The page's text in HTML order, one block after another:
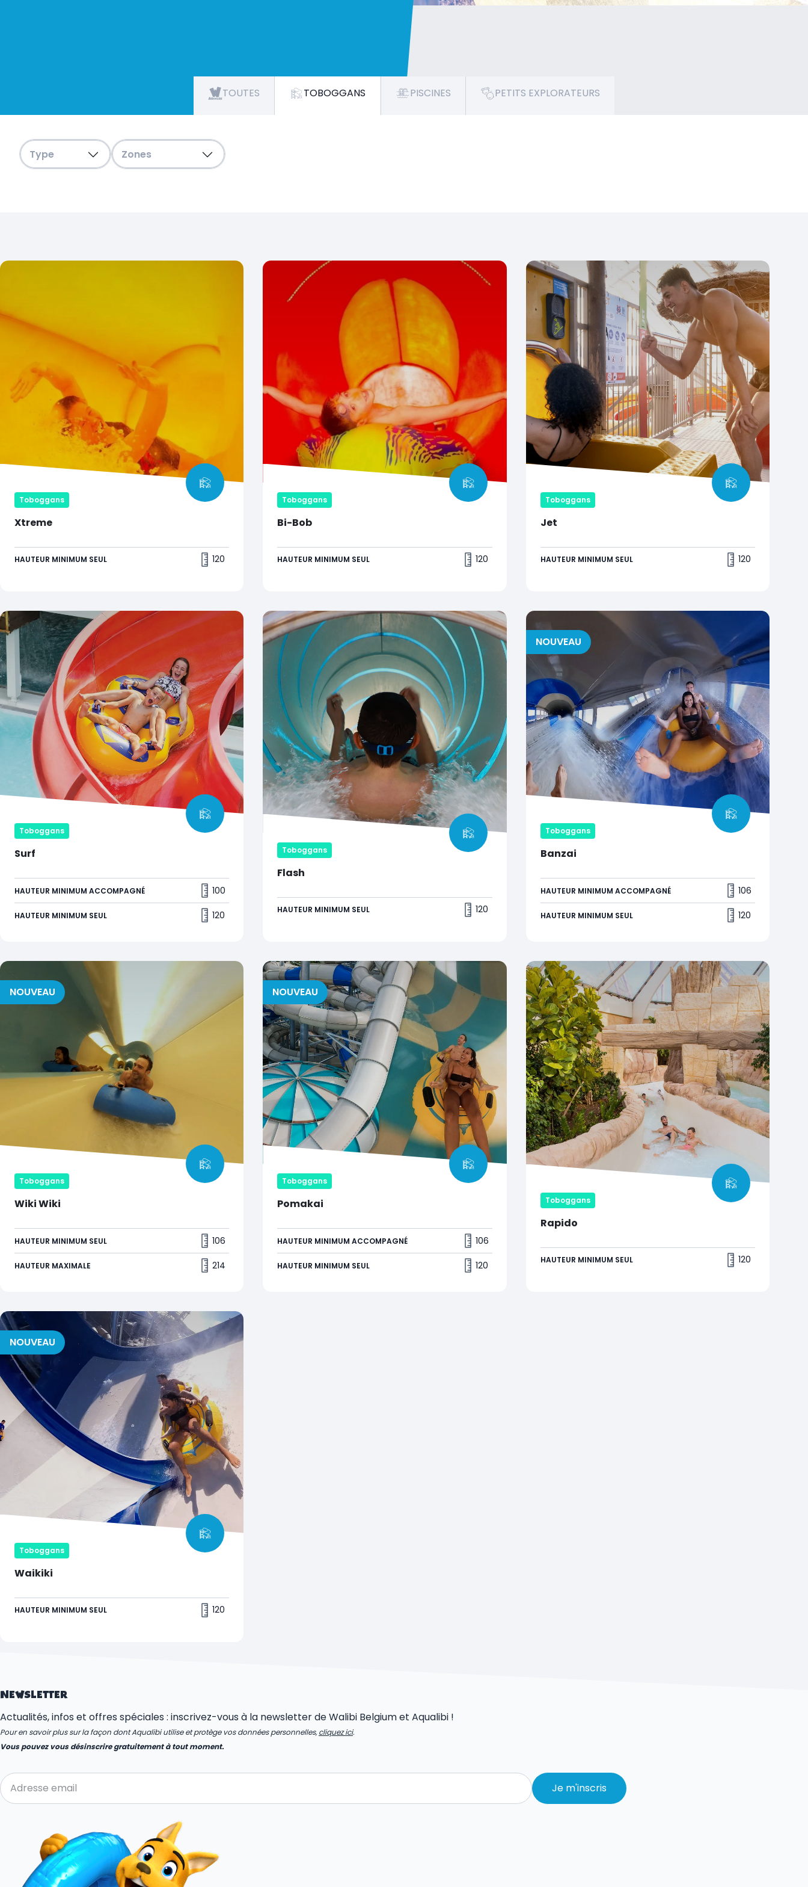
TOUTES TOBOGGANS PISCINES PETITS EXPLORATEURS
Filtres
Type Zones
Toboggans
Xtreme
HAUTEUR MINIMUM SEUL 120
Toboggans
Bi-Bob
HAUTEUR MINIMUM SEUL 120
Toboggans
Jet
HAUTEUR MINIMUM SEUL 120
Toboggans
Surf
HAUTEUR MINIMUM ACCOMPAGNÉ 100
HAUTEUR MINIMUM SEUL 120
Toboggans
Flash
avec le toboggan Flash. Vitesse et adrénaline
garanties !
HAUTEUR MINIMUM SEUL 120
NOUVEAU
Toboggans
Banzai
duels de glissades en bouées
incomparables
dans cette montagne russe aquatique unique en
Europe !
HAUTEUR MINIMUM ACCOMPAGNÉ 106
HAUTEUR MINIMUM SEUL 120
NOUVEAU
Toboggans
Wiki Wiki
HAUTEUR MINIMUM SEUL 106
HAUTEUR MAXIMALE 214
NOUVEAU
Toboggans
Pomakai
travers un impressionnant vortex qui vous mènera
à une descente vertigineuse !
HAUTEUR MINIMUM ACCOMPAGNÉ 106
HAUTEUR MINIMUM SEUL 120
Toboggans
Rapido
HAUTEUR MINIMUM SEUL 120
NOUVEAU
Toboggans
Waikiki
HAUTEUR MINIMUM SEUL 120
NEWSLETTER
Actualités, infos et offres spéciales : inscrivez-vous à la newsletter de Walibi Belgium et Aqualibi !
Pour en savoir plus sur la façon dont Aqualibi utilise et protège vos données personnelles,cliquez ici.
Vous pouvez vous désinscrire gratuitement à tout moment.
Je m'inscris